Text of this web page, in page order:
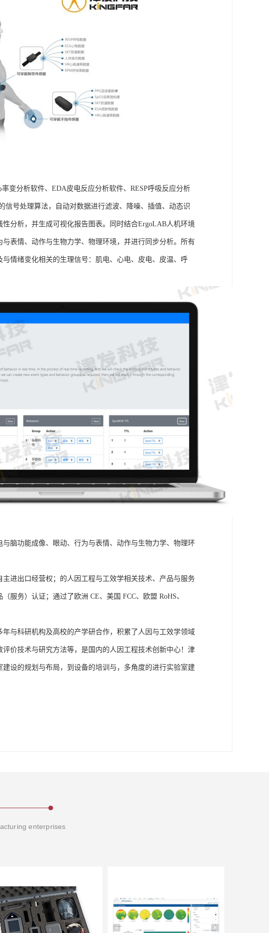
变分析软件、EDA皮电反应分析软件、RESP呼吸反应分析
信号处理算法，自动对数据进行滤波、降噪、插值、动态识
分析，并生成可视化报告图表。同时结合ErgoLAB人机环境
表情、动作与生物力学、物理环境，并进行同步分析。所有
情绪变化相关的生理信号：肌电、心电、皮电、皮温、呼
脑功能成像、眼动、行为与表情、动作与生物力学、物理环
进出口经营权；的人因工程与工效学相关技术、产品与服务
服务）认证；通过了欧洲 CE、美国 FCC、欧盟 RoHS、
与科研机构及高校的产学研合作，积累了人因与工效学领域
价技术与研究方法等，是国内的人因工程技术创新中心！津
设的规划与布局，到设备的培训与，多角度的进行实验室建
enterprises